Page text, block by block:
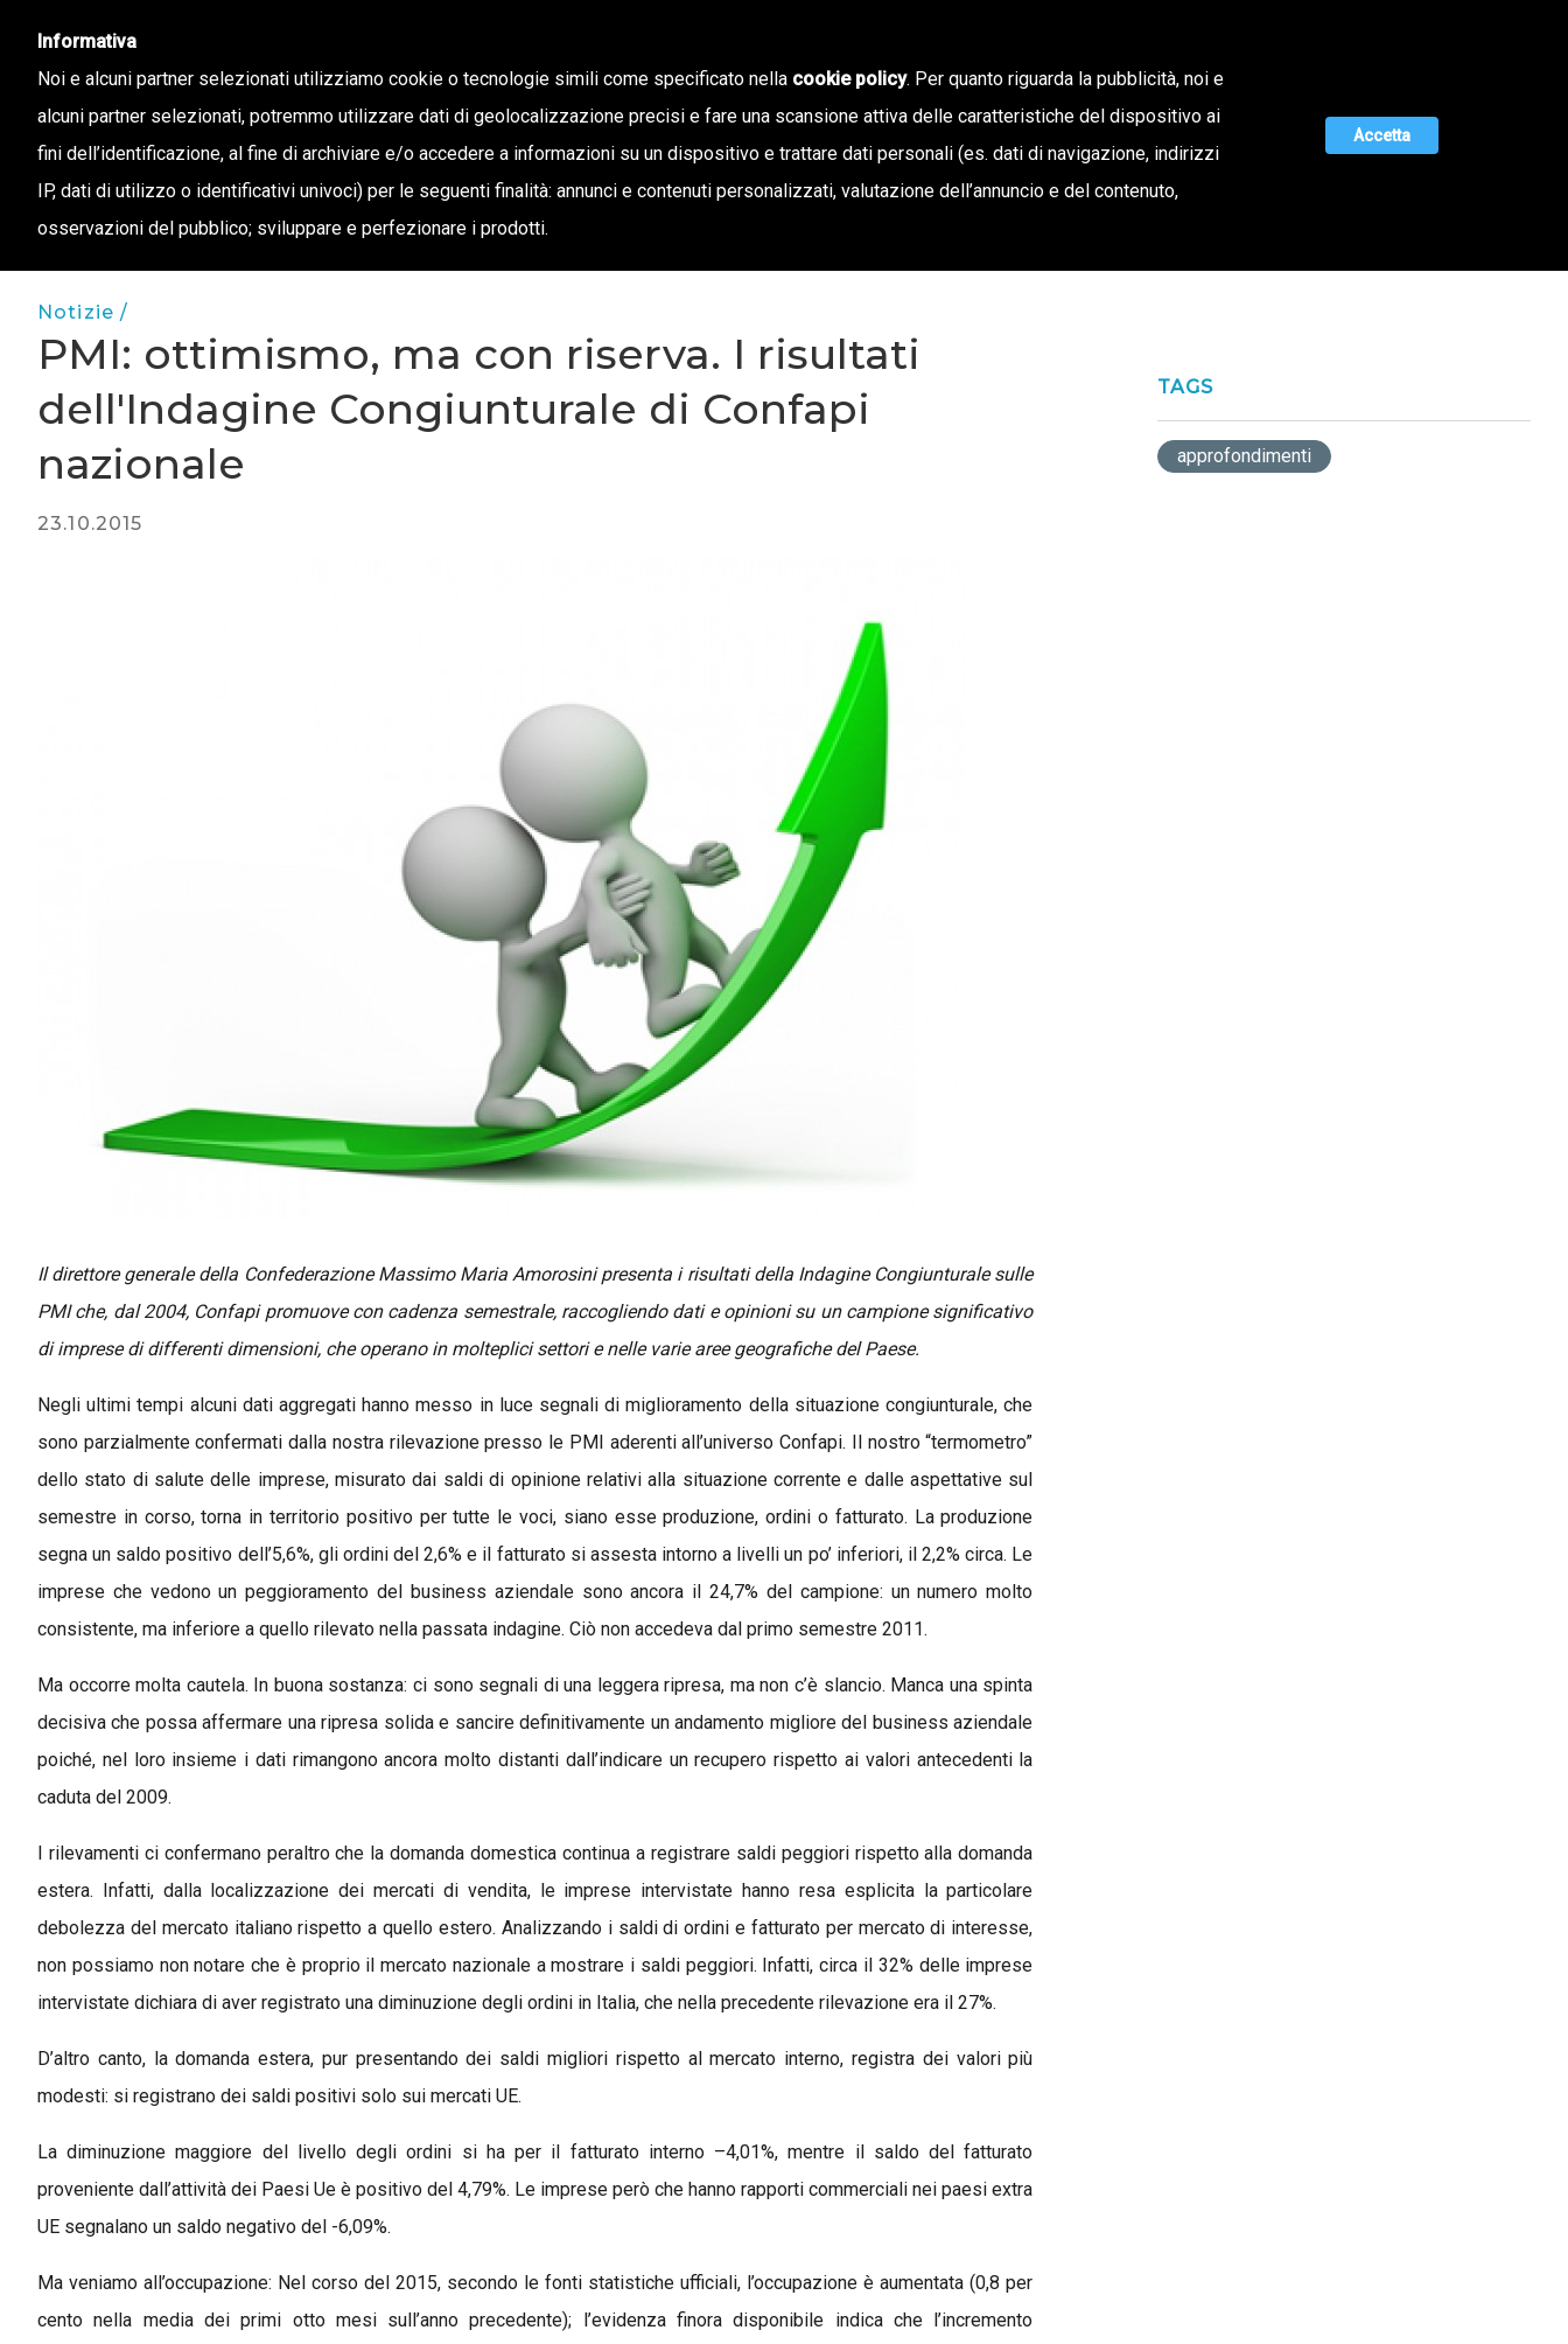
info@confapi.padova.it
CHI SIAMO STAMPA E TERRITORIO NOTIZIE OFFERTA DI VALORE MAGAZINE UNISCITI A NOI
Notizie /
PMI: ottimismo, ma con riserva. I risultati
dell'Indagine Congiunturale di Confapi
nazionale
23.10.2015
Il direttore generale della Confederazione Massimo Maria Amorosini presenta i risultati della Indagine Congiunturale sulle
PMI che, dal 2004, Confapi promuove con cadenza semestrale, raccogliendo dati e opinioni su un campione significativo
di imprese di differenti dimensioni, che operano in molteplici settori e nelle varie aree geografiche del Paese.
Negli ultimi tempi alcuni dati aggregati hanno messo in luce segnali di miglioramento della situazione congiunturale, che
sono parzialmente confermati dalla nostra rilevazione presso le PMI aderenti all’universo Confapi. Il nostro “termometro”
dello stato di salute delle imprese, misurato dai saldi di opinione relativi alla situazione corrente e dalle aspettative sul
semestre in corso, torna in territorio positivo per tutte le voci, siano esse produzione, ordini o fatturato. La produzione
segna un saldo positivo dell’5,6%, gli ordini del 2,6% e il fatturato si assesta intorno a livelli un po’ inferiori, il 2,2% circa. Le
imprese che vedono un peggioramento del business aziendale sono ancora il 24,7% del campione: un numero molto
consistente, ma inferiore a quello rilevato nella passata indagine. Ciò non accedeva dal primo semestre 2011.
Ma occorre molta cautela. In buona sostanza: ci sono segnali di una leggera ripresa, ma non c’è slancio. Manca una spinta
decisiva che possa affermare una ripresa solida e sancire definitivamente un andamento migliore del business aziendale
poiché, nel loro insieme i dati rimangono ancora molto distanti dall’indicare un recupero rispetto ai valori antecedenti la
caduta del 2009.
I rilevamenti ci confermano peraltro che la domanda domestica continua a registrare saldi peggiori rispetto alla domanda
estera. Infatti, dalla localizzazione dei mercati di vendita, le imprese intervistate hanno resa esplicita la particolare
debolezza del mercato italiano rispetto a quello estero. Analizzando i saldi di ordini e fatturato per mercato di interesse,
non possiamo non notare che è proprio il mercato nazionale a mostrare i saldi peggiori. Infatti, circa il 32% delle imprese
intervistate dichiara di aver registrato una diminuzione degli ordini in Italia, che nella precedente rilevazione era il 27%.
D’altro canto, la domanda estera, pur presentando dei saldi migliori rispetto al mercato interno, registra dei valori più
modesti: si registrano dei saldi positivi solo sui mercati UE.
La diminuzione maggiore del livello degli ordini si ha per il fatturato interno –4,01%, mentre il saldo del fatturato
proveniente dall’attività dei Paesi Ue è positivo del 4,79%. Le imprese però che hanno rapporti commerciali nei paesi extra
UE segnalano un saldo negativo del -6,09%.
Ma veniamo all’occupazione: Nel corso del 2015, secondo le fonti statistiche ufficiali, l’occupazione è aumentata (0,8 per
cento nella media dei primi otto mesi sull’anno precedente); l’evidenza finora disponibile indica che l’incremento
TAGS
approfondimenti
Informativa
Noi e alcuni partner selezionati utilizziamo cookie o tecnologie simili come specificato nella cookie policy. Per quanto riguarda la pubblicità, noi e
alcuni partner selezionati, potremmo utilizzare dati di geolocalizzazione precisi e fare una scansione attiva delle caratteristiche del dispositivo ai
fini dell’identificazione, al fine di archiviare e/o accedere a informazioni su un dispositivo e trattare dati personali (es. dati di navigazione, indirizzi
IP, dati di utilizzo o identificativi univoci) per le seguenti finalità: annunci e contenuti personalizzati, valutazione dell’annuncio e del contenuto,
osservazioni del pubblico; sviluppare e perfezionare i prodotti.
Accetta